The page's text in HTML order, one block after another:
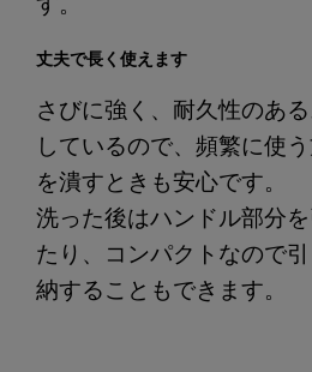
丈夫で長く使えます
さびに強く、耐久性のあ
しているので、頻繁に使
を潰すときも安心です。
洗った後はハンドル部分
たり、コンパクトなので
納することもできます。